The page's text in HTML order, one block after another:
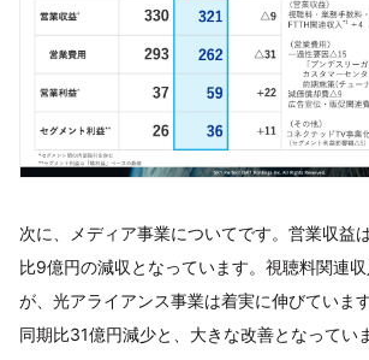
次に、メディア事業についてです。営業収益
比9億円の減収となっています。視聴料関連
が、光アライアンス事業は着実に伸びていま
同期比31億円減少と、大きな改善となってい